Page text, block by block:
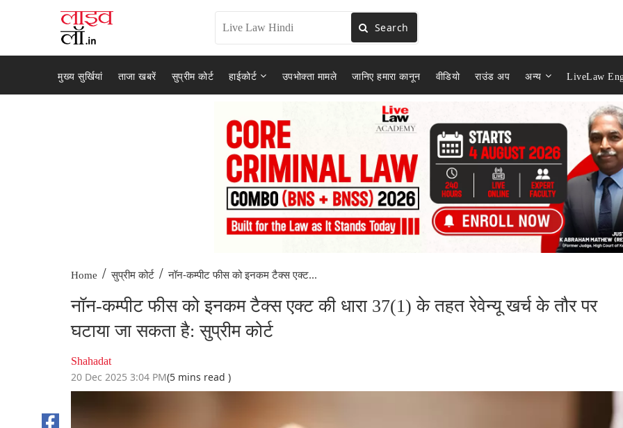
Search
मुख्य सुर्खियां ताजा खबरें सुप्रीम कोर्ट हाईकोर्ट उपभोक्ता मामले जानिए हमारा कानून वीडियो राउंड अप अन्य LiveLaw
Home / सुप्रीम कोर्ट / नॉन-कम्पीट फीस को इनकम टैक्स एक्ट...
नॉन-कम्पीट फीस को इनकम टैक्स एक्ट की धारा 37(1) के तहत रेवेन्यू खर्च के तौर पर
घटाया जा सकता है: सुप्रीम कोर्ट
Shahadat
20 Dec 2025 3:04 PM(5 mins read )